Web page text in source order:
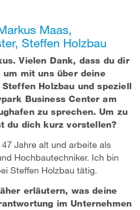
Maas,
Steffen Holzbau
Vielen Dank, dass du dir
mit uns über deine
Holzbau und speziell
Business Center am
zu sprechen. Um zu
du dich kurz vorstellen?
Jahre alt und arbeite als
Hochbautechniker. Ich bin
Steffen Holzbau tätig.
erläutern, was deine
im Unternehmen